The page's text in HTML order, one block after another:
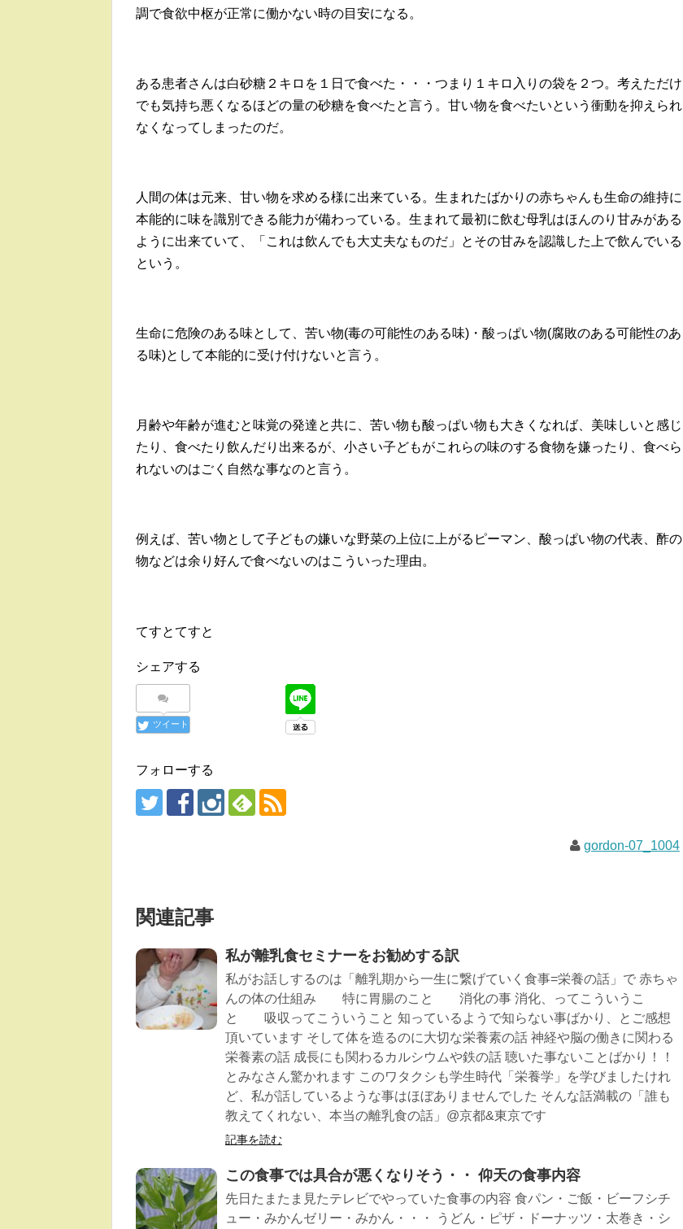
調で食欲中枢が正常に働かない時の目安になる。
ある患者さんは白砂糖２キロを１日で食べた・・・つまり１キロ入りの袋を２つ。考えただけ
でも気持ち悪くなるほどの量の砂糖を食べたと言う。甘い物を食べたいという衝動を抑えられ
なくなってしまったのだ。
人間の体は元来、甘い物を求める様に出来ている。生まれたばかりの赤ちゃんも生命の維持に
本能的に味を識別できる能力が備わっている。生まれて最初に飲む母乳はほんのり甘みがある
ように出来ていて、「これは飲んでも大丈夫なものだ」とその甘みを認識した上で飲んでいる
という。
生命に危険のある味として、苦い物(毒の可能性のある味)・酸っぱい物(腐敗のある可能性のあ
る味)として本能的に受け付けないと言う。
月齢や年齢が進むと味覚の発達と共に、苦い物も酸っぱい物も大きくなれば、美味しいと感じ
たり、食べたり飲んだり出来るが、小さい子どもがこれらの味のする食物を嫌ったり、食べら
れないのはごく自然な事なのと言う。
例えば、苦い物として子どもの嫌いな野菜の上位に上がるピーマン、酸っぱい物の代表、酢の
物などは余り好んで食べないのはこういった理由。
てすとてすと
シェアする
ツイート
フォローする
gordon-07_1004
関連記事
私が離乳食セミナーをお勧めする訳
私がお話しするのは「離乳期から一生に繋げていく食事=栄養の話」で 赤ちゃ
んの体の仕組み 特に胃腸のこと 消化の事 消化、ってこういうこ
と 吸収ってこういうこと 知っているようで知らない事ばかり、とご感想
頂いています そして体を造るのに大切な栄養素の話 神経や脳の働きに関わる
栄養素の話 成長にも関わるカルシウムや鉄の話 聴いた事ないことばかり！！
とみなさん驚かれます このワタクシも学生時代「栄養学」を学びましたけれ
ど、私が話しているような事はほぼありませんでした そんな話満載の「誰も
教えてくれない、本当の離乳食の話」@京都&東京です
記事を読む
この食事では具合が悪くなりそう・・ 仰天の食事内容
先日たまたま見たテレビでやっていた食事の内容 食パン・ご飯・ビーフシチ
ュー・みかんゼリー・みかん・・・ うどん・ピザ・ドーナッツ・太巻き・シ